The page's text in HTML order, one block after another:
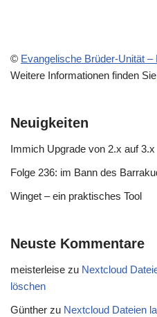
© Evangelische Brüder-Unität
Weitere Informationen finden Sie
Neuigkeiten
Immich Upgrade von 2.x auf 3.x
Folge 236: im Bann des
Winget – ein praktisches Tool
Neuste Kommentare
meisterleise zu Nextcloud
löschen
Günther zu Nextcloud Dateien